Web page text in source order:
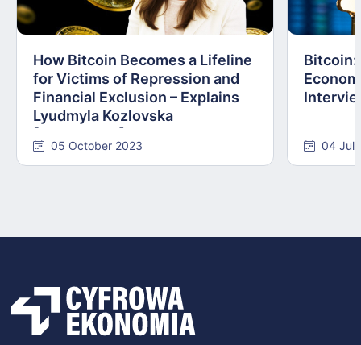
How Bitcoin Becomes a Lifeline
for Victims of Repression and
Financial Exclusion – Explains
Lyudmyla Kozlovska
05 October 2023
Bitcoin:
04